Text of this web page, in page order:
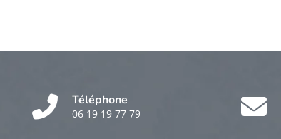
Téléphone
06 19 19 77 79